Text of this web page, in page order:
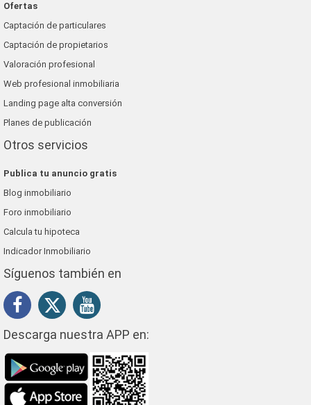
Ofertas
Captación de particulares
Captación de propietarios
Valoración profesional
Web profesional inmobiliaria
Landing page alta conversión
Planes de publicación
Otros servicios
Publica tu anuncio gratis
Blog inmobiliario
Foro inmobiliario
Calcula tu hipoteca
Indicador Inmobiliario
Síguenos también en
Descarga nuestra APP en: